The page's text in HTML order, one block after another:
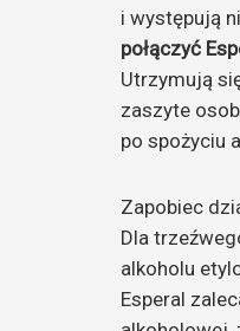
i występują
połączyć
Utrzymują
zaszyte
po spożyciu
Zapobiec
Dla
alkoholu
Esperal